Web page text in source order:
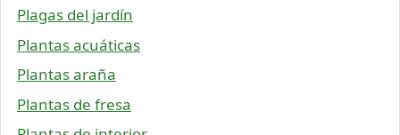
Plagas del jardín
Plantas acuáticas
Plantas araña
Plantas de fresa